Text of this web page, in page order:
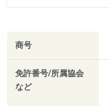
商号
免許番号/所属協会
など